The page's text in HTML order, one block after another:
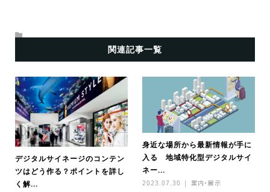
関連記事一覧
デジタルサイネージのコンテン
ツはどう作る？ポイントを詳し
く解...
身近な場所から最新情報が手に
入る 地域特化型デジタルサイ
ネー...
2023.07.30 案内・展示